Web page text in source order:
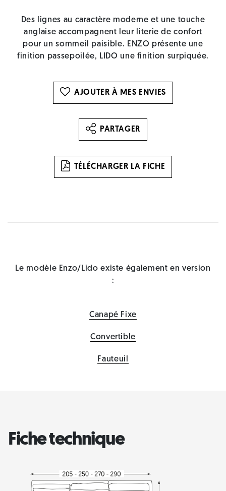
Des lignes au caractère moderne et une touche
anglaise accompagnent leur literie de confort
pour un sommeil paisible. ENZO présente une
finition passepoilée, LIDO une finition surpiquée.
AJOUTER À MES ENVIES
PARTAGER
TÉLÉCHARGER LA FICHE
Le modèle Enzo/Lido existe également en version
:
Canapé Fixe
Convertible
Fauteuil
Fiche technique